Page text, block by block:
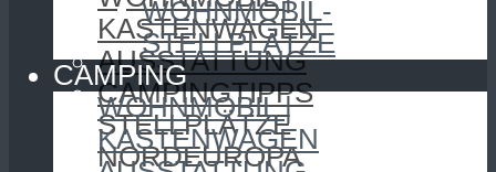
KASTENWAGEN
AUSSTATTUNG
CAMPINGTIPPS
STELLPLÄTZE
NORDEUROPA
WOHNMOBIL-
STELLPLÄTZE
CAMPING
WOHNMOBIL |
KASTENWAGEN